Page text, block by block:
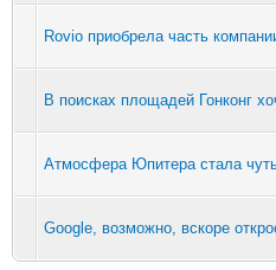
Rovio приобрела часть
В поисках площадей Гонконг
Атмосфера Юпитера стала
Google, возможно, вскоре